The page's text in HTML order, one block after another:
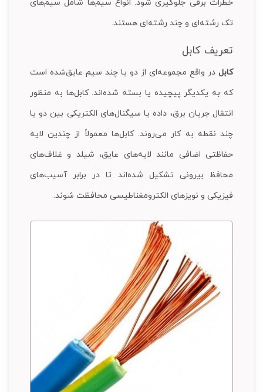
خطرات برقی جلوگیری شود. انواع سیم‌ها شامل سیم‌های
تک رشته‌ای و چند رشته‌ای هستند.
تعریف کابل
کابل در واقع مجموعه‌ای از دو یا چند سیم عایق‌شده است
که به یکدیگر پیچیده یا بسته شده‌اند. کابل‌ها به منظور
انتقال جریان برق، داده یا سیگنال‌های الکتریکی بین دو یا
چند نقطه به کار می‌روند. کابل‌ها معمولاً از چندین لایه
حفاظتی اضافی مانند لایه‌های عایق، شیلد و غلاف‌های
محافظ بیرونی تشکیل شده‌اند تا در برابر آسیب‌های
فیزیکی و نویزهای الکترومغناطیسی محافظت شوند.